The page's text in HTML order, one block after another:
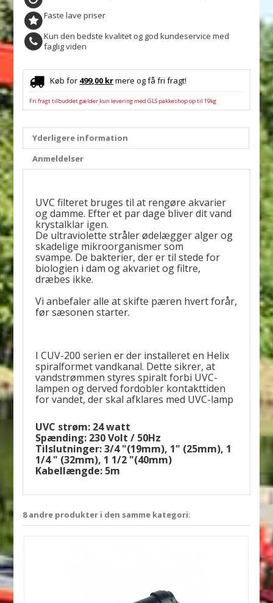
Faste lave priser
Kun den bedste kvalitet og god kundeservice med
faglig viden
Køb for 499,00 krmere og få fri fragt!
Fri fragt tilbuddet gælder kun levering med GLS pakkeshop op til 19kg
Yderligere information
Anmeldelser
UVC filteret bruges til at rengøre akvarier
og damme. Efter et par dage bliver dit vand
krystalklar igen.
De ultraviolette stråler ødelægger alger og
skadelige mikroorganismer som
svampe. De bakterier, der er til stede for
biologien i dam og akvariet og filtre,
dræbes ikke.
Vi anbefaler alle at skifte pæren hvert forår,
før sæsonen starter.
I CUV-200 serien er der installeret en Helix
spiralformet vandkanal. Dette sikrer, at
vandstrømmen styres spiralt forbi UVC-
lampen og derved fordobler kontakttiden
for vandet, der skal afklares med UVC-lamp
UVC strøm: 24 watt
Spænding: 230 Volt / 50Hz
Tilslutninger: 3/4 "(19mm), 1" (25mm), 1
1/4 " (32mm), 1 1/2 "(40mm)
Kabellængde: 5m
8 andre produkter i den samme kategori: